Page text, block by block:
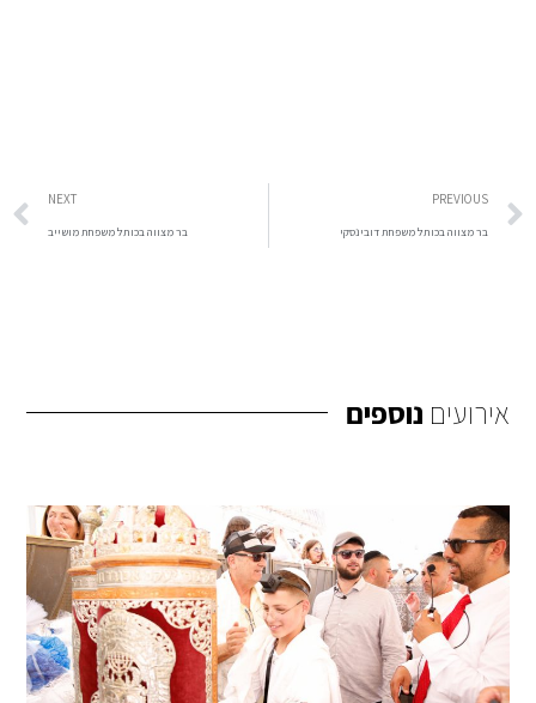
PREVIOUS
בר מצווה בכותל משפחת דובינסקי
NEXT
בר מצווה בכותל משפחת מושייב
אירועים נוספים